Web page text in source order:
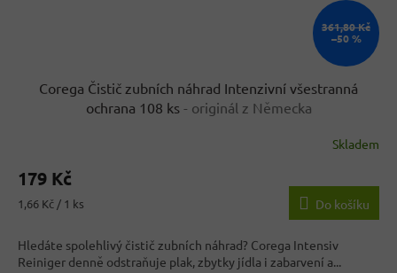
361,80 Kč
–50 %
Corega Čistič zubních náhrad Intenzivní všestranná
ochrana 108 ks - originál z Německa
produktu
3,9
5
hvězdiček.
Skladem
179 Kč
Měrná
1,66 Kč / 1 ks Do košíku
Hledáte spolehlivý čistič zubních náhrad? Corega Intensiv
Reiniger denně odstraňuje plak, zbytky jídla i zabarvení a...